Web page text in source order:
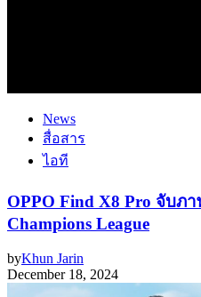
News
สื่อสาร
ไอที
OPPO Find X8 Pro จับภ
Champions League
byKhun Jarin
December 18, 2024